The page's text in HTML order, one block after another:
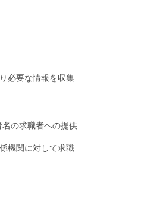
必要な情報を収集
の求職者への提供
機関に対して求職